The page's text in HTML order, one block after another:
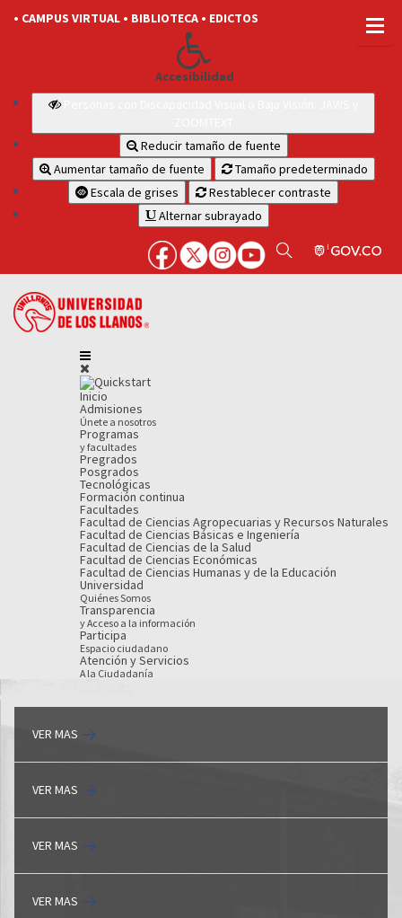
• CAMPUS VIRTUAL • BIBLIOTECA • EDICTOS
Accesibilidad
Reducir tamaño de fuente
Aumentar tamaño de fuente
Tamaño predeterminado
Escala de grises
Restablecer contraste
Alternar subrayado
Inicio
Admisiones
Únete a nosotros
Programas
y facultades
Pregrados
Posgrados
Tecnológicas
Formación continua
Facultades
Facultad de Ciencias Agropecuarias y Recursos Naturales
Facultad de Ciencias Básicas e Ingeniería
Facultad de Ciencias de la Salud
Facultad de Ciencias Económicas
Facultad de Ciencias Humanas y de la Educación
Universidad
Quiénes Somos
Transparencia
y Acceso a la información
Participa
Espacio ciudadano
Atención y Servicios
A la Ciudadanía
VER MAS
VER MAS
VER MAS
VER MAS